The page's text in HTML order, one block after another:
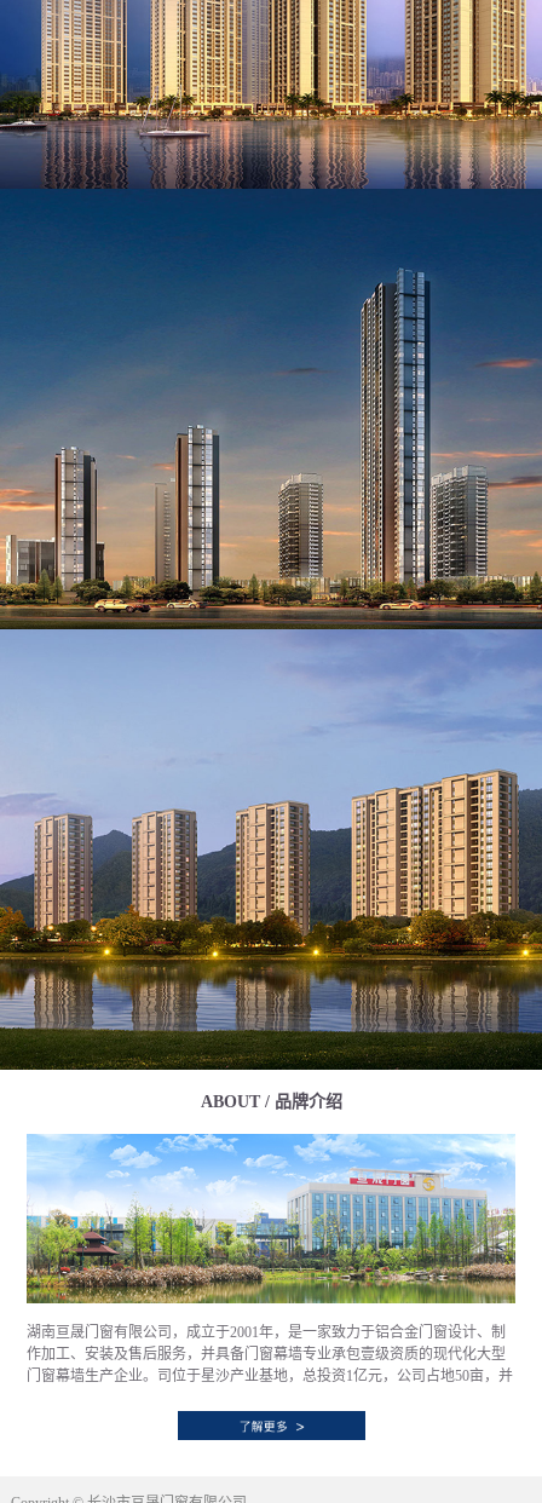
ABOUT / 品牌介绍
湖南亘晟门窗有限公司，成立于2001年，是一家致力于铝合金门窗设计、制
作加工、安装及售后服务，并具备门窗幕墙专业承包壹级资质的现代化大型
门窗幕墙生产企业。司位于星沙产业基地，总投资1亿元，公司占地50亩，并
产能力。通过优质的产品、诚信的作风、创新的技术、严谨的质量管理和以
客户为向导的服务理念，已经和全国顶级房产企业，如万科、中海、融创、